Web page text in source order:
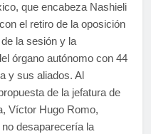
que encabeza Nashieli
el retiro de la oposición
la sesión y la
órgano autónomo con 44
y sus aliados. Al
de la jefatura de
Víctor Hugo Romo,
desaparecería la